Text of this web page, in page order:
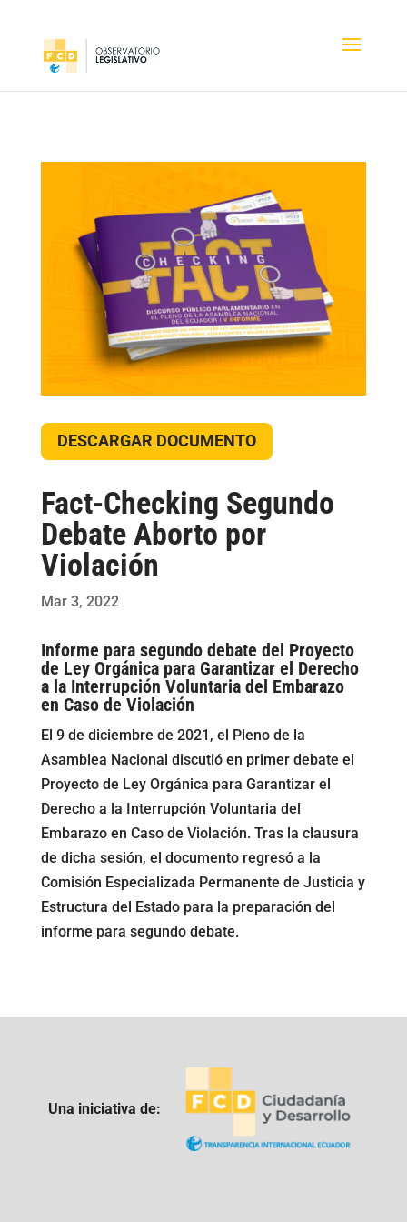
DESCARGAR DOCUMENTO
Fact-Checking Segundo
Debate Aborto por
Violación
Mar 3, 2022
Informe para segundo debate del Proyecto
de Ley Orgánica para Garantizar el Derecho
a la Interrupción Voluntaria del Embarazo
en Caso de Violación
El 9 de diciembre de 2021, el Pleno de la
Asamblea Nacional discutió en primer debate el
Proyecto de Ley Orgánica para Garantizar el
Derecho a la Interrupción Voluntaria del
Embarazo en Caso de Violación. Tras la clausura
de dicha sesión, el documento regresó a la
Comisión Especializada Permanente de Justicia y
Estructura del Estado para la preparación del
informe para segundo debate.
Una iniciativa de: